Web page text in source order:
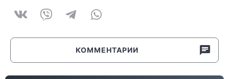
КОММЕНТАРИИ